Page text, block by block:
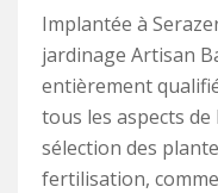
Implantée à
jardinage Artisan
entièrement
tous les aspects
sélection des
fertilisation,